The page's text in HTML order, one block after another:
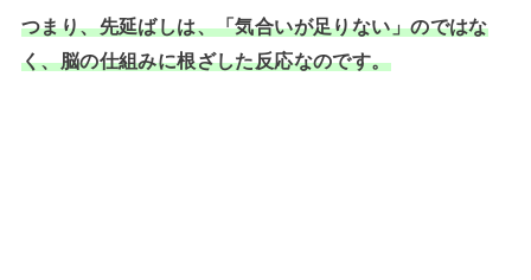
つまり、先延ばしは、「気合いが足りない」のではな
く、脳の仕組みに根ざした反応なのです。